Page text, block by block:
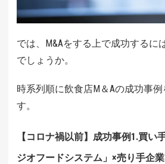
では、M&Aをする上で成功するに
でしょうか。
時系列順に飲食店M＆Aの成功事例
す。
【コロナ禍以前】成功事例1.買い
ジオフードシステム」×売り手企